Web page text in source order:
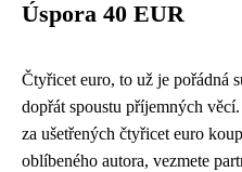
Úspora 40 EUR
Čtyřicet euro, to už je pořádná
dopřát spoustu příjemných
za ušetřených čtyřicet euro
oblíbeného autora, vezmete